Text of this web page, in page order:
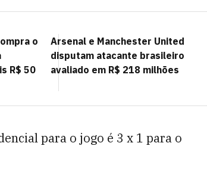
o
R$ 50
Arsenal e Manchester United
disputam atacante brasileiro
avaliado em R$ 218 milhões
para o jogo é 3 x 1 para o